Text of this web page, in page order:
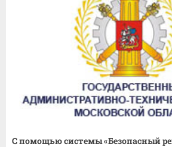
С помощью системы «Безопасный